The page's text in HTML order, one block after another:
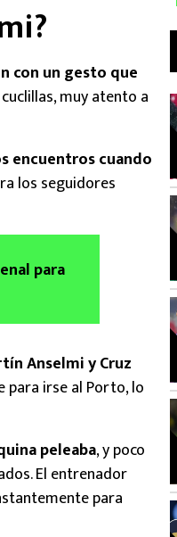
con un gesto que
muy atento a
encuentros cuando
los seguidores
para
Anselmi y Cruz
para irse al Porto, lo
peleaba, y poco
El entrenador
para